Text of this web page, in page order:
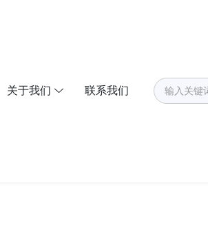
关于我们 联系我们